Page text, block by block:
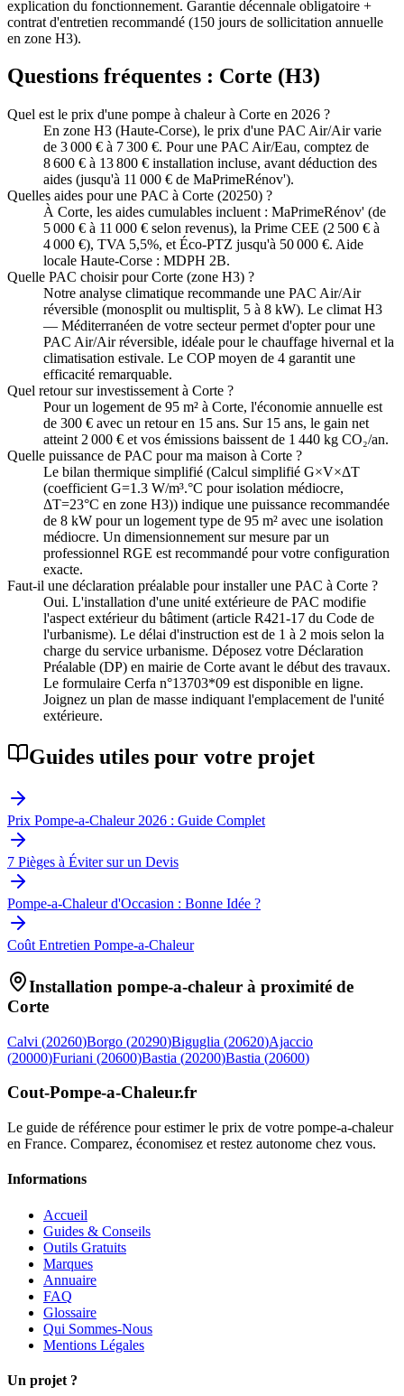
explication du fonctionnement. Garantie décennale obligatoire +
contrat d'entretien recommandé (150 jours de sollicitation annuelle
en zone H3).
Questions fréquentes : Corte (H3)
Quel est le prix d'une pompe à chaleur à Corte en 2026 ?
En zone H3 (Haute-Corse), le prix d'une PAC Air/Air varie
de 3 000 € à 7 300 €. Pour une PAC Air/Eau, comptez de
8 600 € à 13 800 € installation incluse, avant déduction des
aides (jusqu'à 11 000 € de MaPrimeRénov').
Quelles aides pour une PAC à Corte (20250) ?
À Corte, les aides cumulables incluent : MaPrimeRénov' (de
5 000 € à 11 000 € selon revenus), la Prime CEE (2 500 € à
4 000 €), TVA 5,5%, et Éco-PTZ jusqu'à 50 000 €. Aide
locale Haute-Corse : MDPH 2B.
Quelle PAC choisir pour Corte (zone H3) ?
Notre analyse climatique recommande une PAC Air/Air
réversible (monosplit ou multisplit, 5 à 8 kW). Le climat H3
— Méditerranéen de votre secteur permet d'opter pour une
PAC Air/Air réversible, idéale pour le chauffage hivernal et la
climatisation estivale. Le COP moyen de 4 garantit une
efficacité remarquable.
Quel retour sur investissement à Corte ?
Pour un logement de 95 m² à Corte, l'économie annuelle est
de 300 € avec un retour en 15 ans. Sur 15 ans, le gain net
atteint 2 000 € et vos émissions baissent de 1 440 kg CO₂/an.
Quelle puissance de PAC pour ma maison à Corte ?
Le bilan thermique simplifié (Calcul simplifié G×V×ΔT
(coefficient G=1.3 W/m³.°C pour isolation médiocre,
ΔT=23°C en zone H3)) indique une puissance recommandée
de 8 kW pour un logement type de 95 m² avec une isolation
médiocre. Un dimensionnement sur mesure par un
professionnel RGE est recommandé pour votre configuration
exacte.
Faut-il une déclaration préalable pour installer une PAC à Corte ?
Oui. L'installation d'une unité extérieure de PAC modifie
l'aspect extérieur du bâtiment (article R421-17 du Code de
l'urbanisme). Le délai d'instruction est de 1 à 2 mois selon la
charge du service urbanisme. Déposez votre Déclaration
Préalable (DP) en mairie de Corte avant le début des travaux.
Le formulaire Cerfa n°13703*09 est disponible en ligne.
Joignez un plan de masse indiquant l'emplacement de l'unité
extérieure.
Guides utiles pour votre projet
Prix Pompe-a-Chaleur 2026 : Guide Complet
7 Pièges à Éviter sur un Devis
Pompe-a-Chaleur d'Occasion : Bonne Idée ?
Coût Entretien Pompe-a-Chaleur
Installation pompe-a-chaleur à proximité de
Corte
Calvi (20260)Borgo (20290)Biguglia (20620)Ajaccio
(20000)Furiani (20600)Bastia (20200)Bastia (20600)
Cout-Pompe-a-Chaleur.fr
Le guide de référence pour estimer le prix de votre pompe-a-chaleur
en France. Comparez, économisez et restez autonome chez vous.
Informations
Accueil
Guides & Conseils
Outils Gratuits
Marques
Annuaire
FAQ
Glossaire
Qui Sommes-Nous
Mentions Légales
Un projet ?